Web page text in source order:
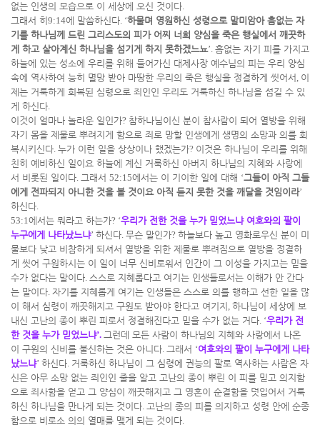
없는 인생의 모습으로 이 세상에 오신 것이다.
그래서 히 9:14에 말씀하신다. ‘하물며 영원하신 성령으로 말미암아 흠없는 자
기를 하나님께 드린 그리스도의 피가 어찌 너희 양심을 죽은 행실에서 깨끗하
게 하고 살아계신 하나님을 섬기게 하지 못하겠느뇨’. 흠없는 자기 피를 가지고
하늘에 있는 성소에 우리를 위해 들어가신 대제사장 예수님의 피는 우리 양심
속에 역사하여 능히 멸망 받아 마땅한 우리의 죽은 행실을 정결하게 씻어서 , 이
제는 거룩하게 회복된 심령으로 죄인인 우리도 거룩하신 하나님을 섬길 수 있
게 하신다.
이것이 얼마나 놀라운 일인가? 참하나님이신 분이 참사람이 되어 열방을 위해
자기 몸을 제물로 뿌려지게 함으로 죄로 망할 인생에게 생명의 소망과 의를 회
복시키신다. 누가 이런 일을 상상이나 했겠는가? 이것은 하나님이 우리를 위해
친히 예비하신 일이요 하늘에 계신 거룩하신 아버지 하나님의 지혜와 사랑에
서 비롯된 일이다. 그래서 52:15에서는 이 기이한 일에 대해 ‘그들이 아직 그들
에게 전파되지 아니한 것을 볼 것이요 아직 듣지 못한 것을 깨달을 것임이라’
하신다.
53:1에서는 뭐라고 하는가? ‘우리가 전한 것을 누가 믿었느냐 여호와의 팔이
누구에게 나타났느냐’ 하신다. 무슨 말인가? 하늘보다 높고 영화로우신 분이 미
물보다 낮고 비참하게 되셔서 열방을 위한 제물로 뿌려짐으로 열방을 정결하
게 씻어 구원하시는 이 일이 너무 신비로워서 인간이 그 이성을 가지고는 믿을
수가 없다는 말이다. 스스로 지혜롭다고 여기는 인생들로서는 이해가 안 간다
는 말이다. 자기를 지혜롭게 여기는 인생들은 스스로 의를 행하고 선한 일을 많
이 해서 심령이 깨끗해지고 구원도 받아야 한다고 여기지 , 하나님이 세상에 보
내신 고난의 종이 뿌린 피로서 정결해진다고 믿을 수가 없는 거다. ‘우리가 전
한 것을 누가 믿었느냐’. 그런데 모든 사람이 하나님의 지혜와 사랑에서 나온
이 구원의 신비를 불신하는 것은 아니다. 그래서 ‘여호와의 팔이 누구에게 나타
났느냐’ 하신다. 거룩하신 하나님이 그 심령에 권능의 팔로 역사하는 사람은 자
신은 아무 소망 없는 죄인인 줄을 알고 고난의 종이 뿌린 이 피를 믿고 의지함
으로 죄사함을 얻고 그 양심이 깨끗해지고 그 영혼이 순결함을 덧입어서 거룩
하신 하나님을 만나게 되는 것이다. 고난의 종의 피를 의지하고 성령 안에 순종
함으로 비로소 의의 열매를 맺게 되는 것이다.